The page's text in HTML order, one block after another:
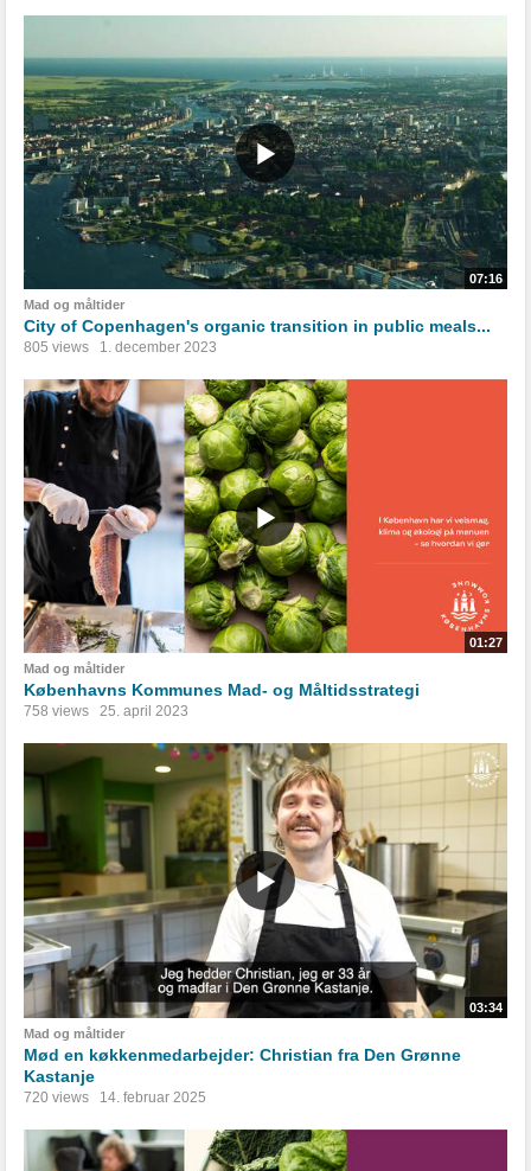
07:16
Mad og måltider
City of Copenhagen's organic transition in public meals...
805 views 1. december 2023
01:27
Mad og måltider
Københavns Kommunes Mad- og Måltidsstrategi
758 views 25. april 2023
03:34
Mad og måltider
Mød en køkkenmedarbejder: Christian fra Den Grønne
Kastanje
720 views 14. februar 2025